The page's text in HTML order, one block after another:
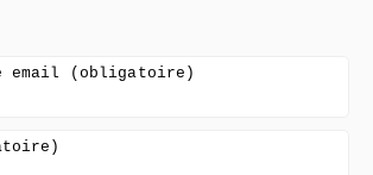
email (obligatoire)